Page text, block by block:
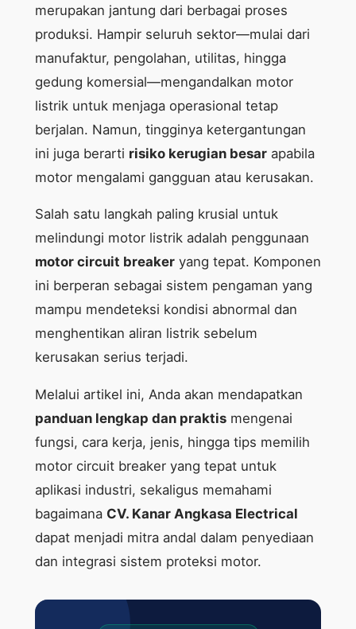
merupakan jantung dari berbagai proses
produksi. Hampir seluruh sektor—mulai dari
manufaktur, pengolahan, utilitas, hingga
gedung komersial—mengandalkan motor
listrik untuk menjaga operasional tetap
berjalan. Namun, tingginya ketergantungan
ini juga berarti risiko kerugian besarapabila
motor mengalami gangguan atau kerusakan.
Salah satu langkah paling krusial untuk
melindungi motor listrik adalah penggunaan
motor circuit breakeryang tepat. Komponen
ini berperan sebagai sistem pengaman yang
mampu mendeteksi kondisi abnormal dan
menghentikan aliran listrik sebelum
kerusakan serius terjadi.
Melalui artikel ini, Anda akan mendapatkan
panduan lengkap dan praktismengenai
fungsi, cara kerja, jenis, hingga tips memilih
motor circuit breaker yang tepat untuk
aplikasi industri, sekaligus memahami
bagaimana CV. Kanar Angkasa Electrical
dapat menjadi mitra andal dalam penyediaan
dan integrasi sistem proteksi motor.